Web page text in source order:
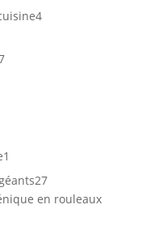
produits 44
7
1
produit
2727
produits
en rouleaux